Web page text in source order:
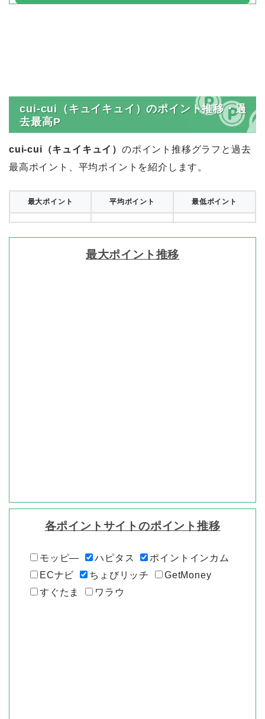
cui-cui（キュイキュイ）のポイント推移・過
去最高P
cui-cui（キュイキュイ） のポイント推移グラフと過去
最高ポイント、平均ポイントを紹介します。
最大ポイント 平均ポイント 最低ポイント
最大ポイント推移
各ポイントサイトのポイント推移
モッピ― ハピタス
ポイントインカム
ECナビ
ちょびリッチ
GetMoney
すぐたま
ワラウ